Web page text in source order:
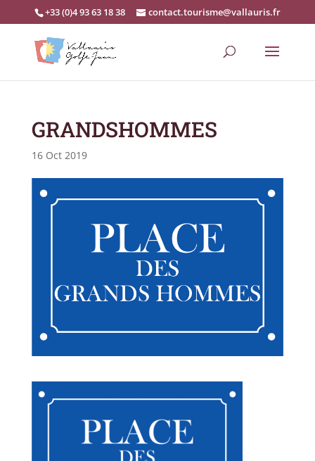
+33 (0)4 93 63 18 38 contact.tourisme@vallauris.fr
GRANDSHOMMES
16 Oct 2019